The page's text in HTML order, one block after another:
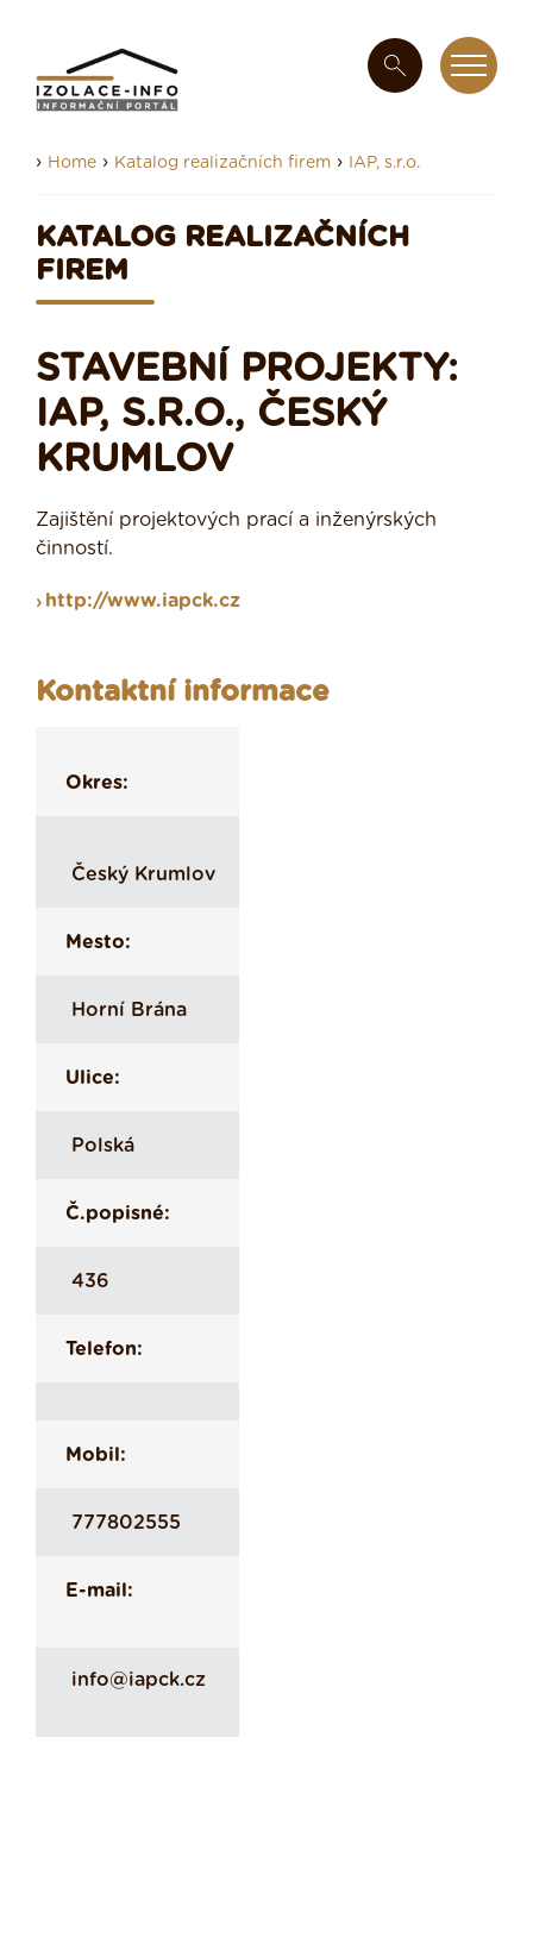
› Home › Katalog realizačních firem › IAP, s.r.o.
KATALOG REALIZAČNÍCH
FIREM
STAVEBNÍ PROJEKTY:
IAP, S.R.O., ČESKÝ
KRUMLOV
Zajištění projektových prací a inženýrských
činností.
http://www.iapck.cz
Kontaktní informace
Okres:
Český Krumlov
Mesto:
Horní Brána
Ulice:
Polská
Č.popisné:
436
Telefon:
Mobil:
777802555
E-mail:
info@iapck.cz